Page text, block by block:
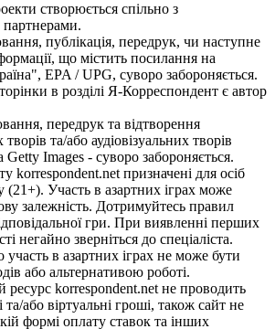
створюється спільно з
публікація, передрук, чи наступне
що містить посилання на
EPA / UPG, суворо забороняється.
в розділі Я-Корреспондент є автор
передрук та відтворення
та/або аудіовізуальних творів
Getty Images - суворо забороняється.
korrespondent.net призначені для осіб
(21+). Участь в азартних іграх може
залежність. Дотримуйтесь правил
гри. При виявленні перших
негайно зверніться до спеціаліста.
в азартних іграх не може бути
або альтернативою роботі.
ресурс korrespondent.net не проводить
та/або віртуальні гроші, також сайт не
формі оплату ставок та інших